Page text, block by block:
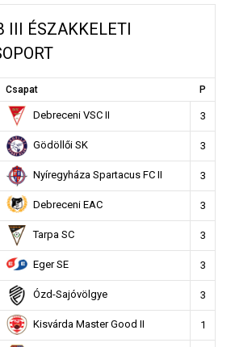
III ÉSZAKKELETI
Csapat P
Debreceni VSC II 3
Gödöllői SK 3
Nyíregyháza Spartacus FC II 3
Debreceni EAC 3
Tarpa SC 3
Eger SE 3
Ózd-Sajóvölgye 3
Kisvárda Master Good II 1